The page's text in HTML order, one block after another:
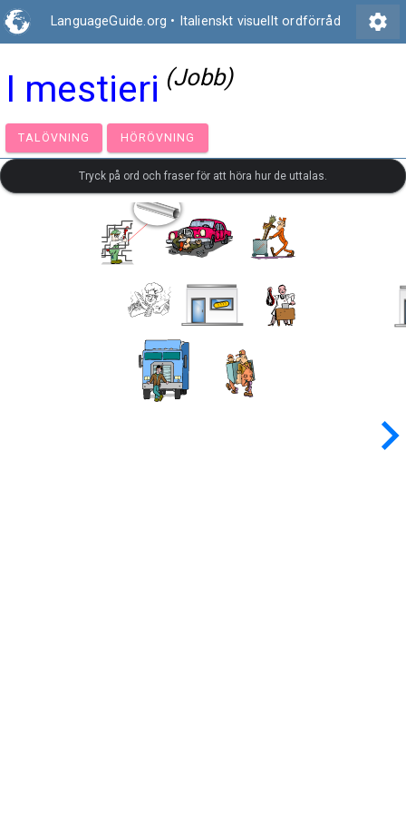
LanguageGuide.org • Italienskt visuellt ordförråd settings
I mestieri (Jobb)
TALÖVNING HÖRÖVNING
Tryck på ord och fraser för att höra hur de uttalas.